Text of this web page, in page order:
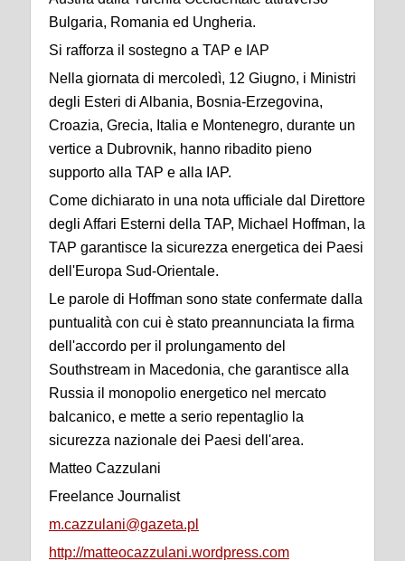
Bulgaria, Romania ed Ungheria.
Si rafforza il sostegno a TAP e IAP
Nella giornata di mercoledì, 12 Giugno, i Ministri
degli Esteri di Albania, Bosnia-Erzegovina,
Croazia, Grecia, Italia e Montenegro, durante un
vertice a Dubrovnik, hanno ribadito pieno
supporto alla TAP e alla IAP.
Come dichiarato in una nota ufficiale dal Direttore
degli Affari Esterni della TAP, Michael Hoffman, la
TAP garantisce la sicurezza energetica dei Paesi
dell'Europa Sud-Orientale.
Le parole di Hoffman sono state confermate dalla
puntualità con cui è stato preannunciata la firma
dell'accordo per il prolungamento del
Southstream in Macedonia, che garantisce alla
Russia il monopolio energetico nel mercato
balcanico, e mette a serio repentaglio la
sicurezza nazionale dei Paesi dell'area.
Matteo Cazzulani
Freelance Journalist
m.cazzulani@gazeta.pl
http://matteocazzulani.wordpress.com